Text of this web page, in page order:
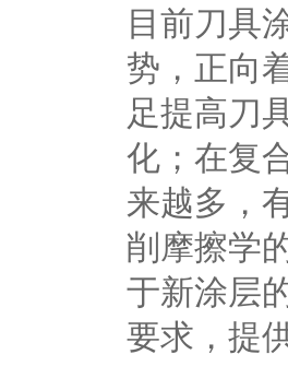
目前刀具
势，正向
足提高刀
化；在复
来越多，
削摩擦学
于新涂层
要求，提